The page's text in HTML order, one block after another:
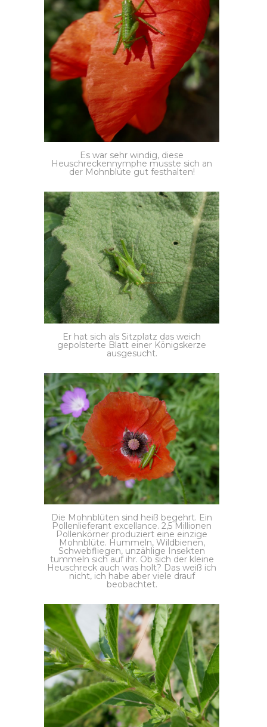
Es war sehr windig, diese
Heuschreckennymphe musste sich an
der Mohnblüte gut festhalten!
Er hat sich als Sitzplatz das weich
gepolsterte Blatt einer Königskerze
ausgesucht.
Die Mohnblüten sind heiß begehrt. Ein
Pollenlieferant excellance. 2,5 Millionen
Pollenkörner produziert eine einzige
Mohnblüte. Hummeln, Wildbienen,
Schwebfliegen, unzählige Insekten
tummeln sich auf ihr. Ob sich der kleine
Heuschreck auch was holt? Das weiß ich
nicht, ich habe aber viele drauf
beobachtet.